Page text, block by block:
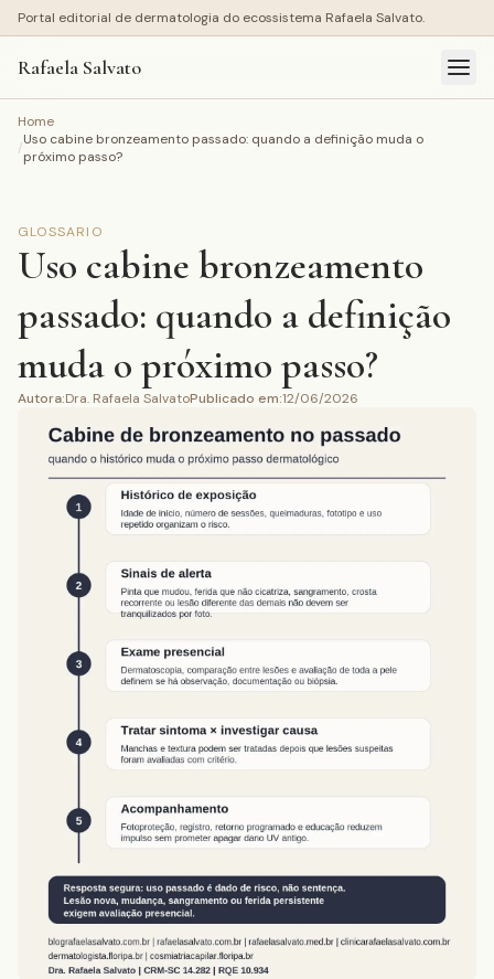
Portal editorial de dermatologia do ecossistema Rafaela Salvato.
Rafaela Salvato
Home
/Uso cabine bronzeamento passado: quando a definição muda o
próximo passo?
GLOSSARIO
Uso cabine bronzeamento
passado: quando a definição
muda o próximo passo?
Autora:Dra. Rafaela SalvatoPublicado em:12/06/2026